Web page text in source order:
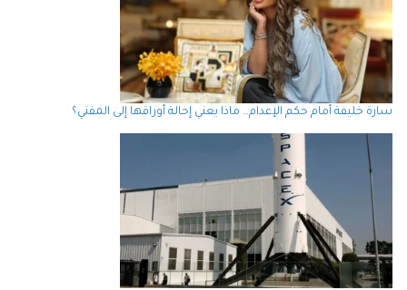
سارة خليفة أمام حكم الإعدام… ماذا يعني إحالة أوراقها إلى المفتي؟